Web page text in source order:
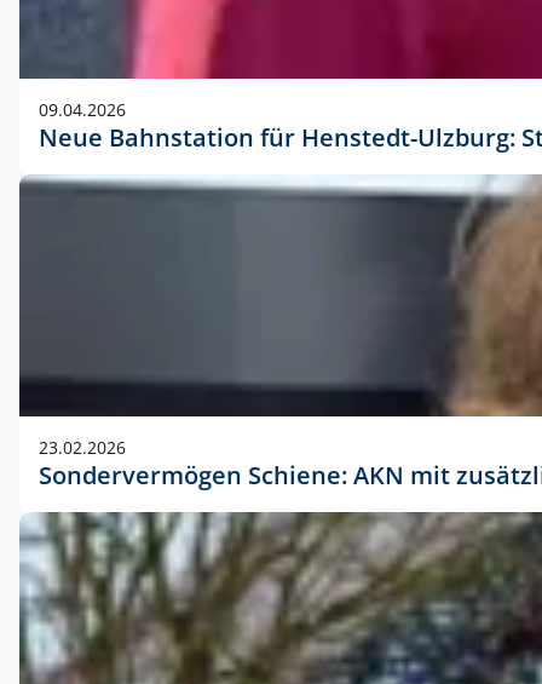
09.04.2026
Neue Bahnstation für Henstedt-Ulzburg:
23.02.2026
Sondervermögen Schiene: AKN mit